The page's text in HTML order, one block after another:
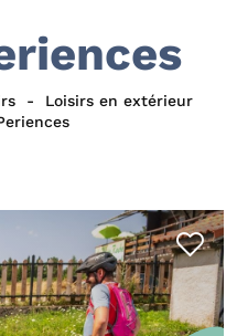
Loisirs en extérieur